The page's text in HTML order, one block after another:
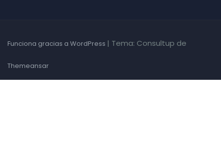
Funciona gracias a WordPress | Tema: Consultup de
Themeansar